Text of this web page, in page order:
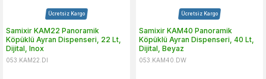
Ücretsiz Kargo
Samixir KAM22 Panoramik
Köpüklü Ayran Dispenseri, 22 Lt,
Dijital, Inox
053.KAM22.DI
Ücretsiz Kargo
Samixir KAM40 Panoramik
Köpüklü Ayran Dispenseri, 40 Lt,
Dijital, Beyaz
053.KAM40.DW